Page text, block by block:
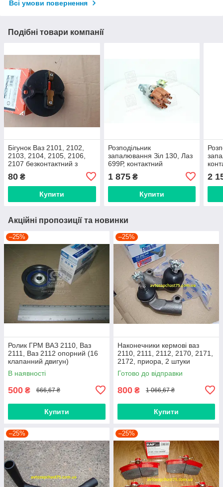
Всі умови повернення
Подібні товари компанії
Бігунок Ваз 2101, 2102,
2103, 2104, 2105, 2106,
2107 безконтактний з
Дорожня карта)
80 ₴
Купити
Розподільник
запалювання Зіл 130, Лаз
699Р, контактний
(Дорожна карта, Харків)
1 875₴
Купити
2
Акційні пропозиції та новинки
–25%
Ролик ГРМ ВАЗ 2110, Ваз
2111, Ваз 2112 опорний (16
клапанний двигун)
В наявності
500 ₴ 666,67 ₴
Купити
–25%
Наконечники кермові ваз
2110, 2111, 2112, 2170, 2171,
2172, приора, 2 штуки
(виробник Finwhale,
Німеччина)
Готово до відправки
800 ₴ 1 066,67 ₴
Купити
–25% –25%